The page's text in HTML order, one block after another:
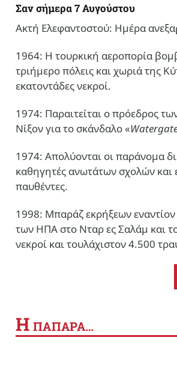
Σαν σήμερα 7 Αυγούστου
Ακτή Ελεφαντοστού: Ημέρα
1964: Η τουρκική αεροπορία
τριήμερο πόλεις και χωριά της
εκατοντάδες νεκροί.
1974: Παραιτείται ο πρόεδρος
Νίξον για το σκάνδαλο «
1974: Απολύονται οι παράνομα
καθηγητές ανωτάτων σχολών και
παυθέντες.
1998: Μπαράζ εκρήξεων
των ΗΠΑ στο Νταρ ες Σαλάμ και
νεκροί και τουλάχιστον 4.500
Η ΠΑΠΑΡΑ…